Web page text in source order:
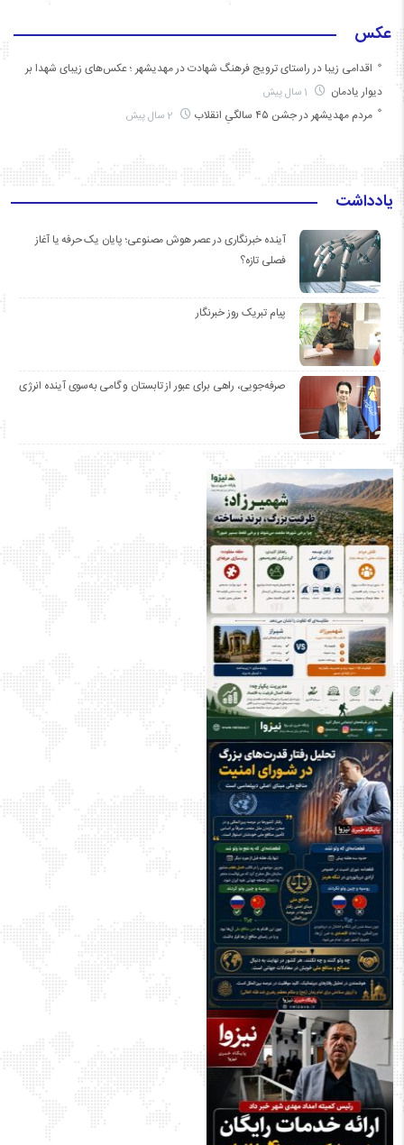
عکس
اقدامی زیبا در راستای ترویج فرهنگ شهادت در مهدیشهر ؛ عکس‌های زیبای شهدا بر
دیوار یادمان
مردم مهدیشهر در جشن ۴۵ سالگیِ انقلاب
یادداشت
آینده خبرنگاری در عصر هوش مصنوعی؛ پایان یک حرفه یا آغاز
فصلی تازه؟
پیام تبریک روز خبرنگار
صرفه‌جویی، راهی برای عبور از تابستان و گامی به‌سوی آینده انرژی